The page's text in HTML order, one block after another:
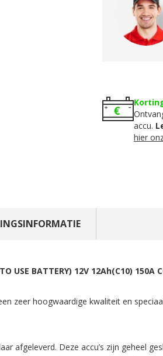
accu.
hier
USE BATTERY) 12V 12Ah(C10) 150A
zeer hoogwaardige kwaliteit en
afgeleverd. Deze accu’s zijn geheel